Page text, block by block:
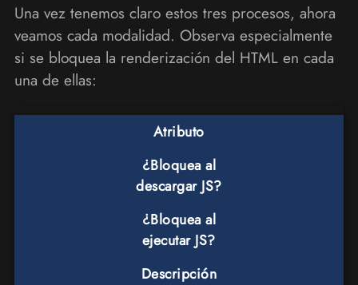
Una vez tenemos claro estos tres procesos, ahora
veamos cada modalidad. Observa especialmente
si se bloquea la renderización del HTML en cada
una de ellas:
Atributo
¿Bloquea al
descargar JS?
¿Bloquea al
ejecutar JS?
Descripción